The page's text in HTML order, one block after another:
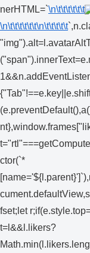
nerHTML=`\n\t\t\t\t\t\t
\n\t\t\t\t\t\t\n\t\t\t\t\t
ctor(`*
fset;let
t=l&&l.likers?